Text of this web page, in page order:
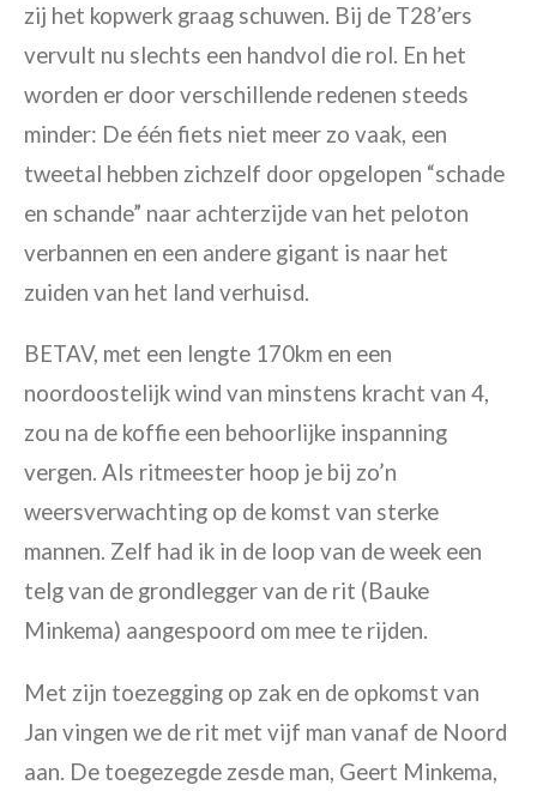
zij het kopwerk graag schuwen. Bij de T28’ers
vervult nu slechts een handvol die rol. En het
worden er door verschillende redenen steeds
minder: De één fiets niet meer zo vaak, een
tweetal hebben zichzelf door opgelopen “schade
en schande” naar achterzijde van het peloton
verbannen en een andere gigant is naar het
zuiden van het land verhuisd.
BETAV, met een lengte 170km en een
noordoostelijk wind van minstens kracht van 4,
zou na de koffie een behoorlijke inspanning
vergen. Als ritmeester hoop je bij zo’n
weersverwachting op de komst van sterke
mannen. Zelf had ik in de loop van de week een
telg van de grondlegger van de rit (Bauke
Minkema) aangespoord om mee te rijden.
Met zijn toezegging op zak en de opkomst van
Jan vingen we de rit met vijf man vanaf de Noord
aan. De toegezegde zesde man, Geert Minkema,